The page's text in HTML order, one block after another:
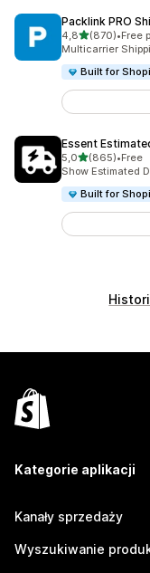
Packlink PRO
4,8na 5 gwiazdek
(870)
Łączna liczba
•Free
Multicarrier
Built for
Essent
5,0na 5 gwiazdek
(865)
Łączna liczba
•Free
Show Estimated
Built for
Kategorie aplikacji
Kanały sprzedaży
Wyszukiwanie